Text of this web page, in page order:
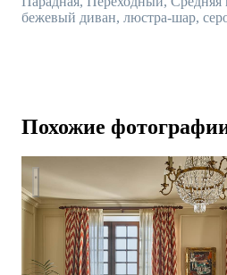
бежевый диван, люстра-шар,
Похожие
ЖК Knightsbridge Private Park